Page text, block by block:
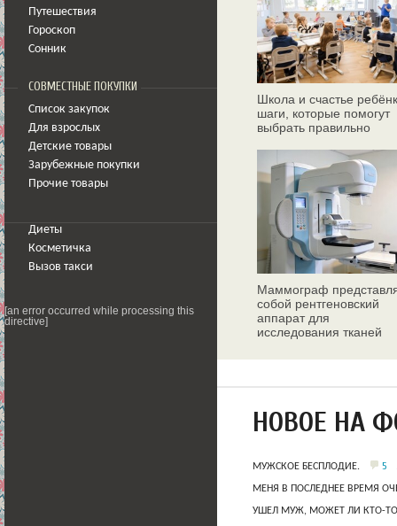
Путешествия
Гороскоп
Сонник
СОВМЕСТНЫЕ ПОКУПКИ
Список закупок
Для взрослых
Детские товары
Зарубежные покупки
Прочие товары
Диеты
Косметичка
Вызов такси
[an error occurred while processing this
directive]
Школа и счастье
шаги, которые помогут
выбрать правильно
Маммограф
собой рентгеновский
аппарат для
исследования тканей
НОВОЕ НА
МУЖСКОЕ БЕСПЛОДИЕ. 5
МЕНЯ В ПОСЛЕДНЕЕ ВРЕМЯ
УШЕЛ МУЖ, МОЖЕТ ЛИ КТО-ТО